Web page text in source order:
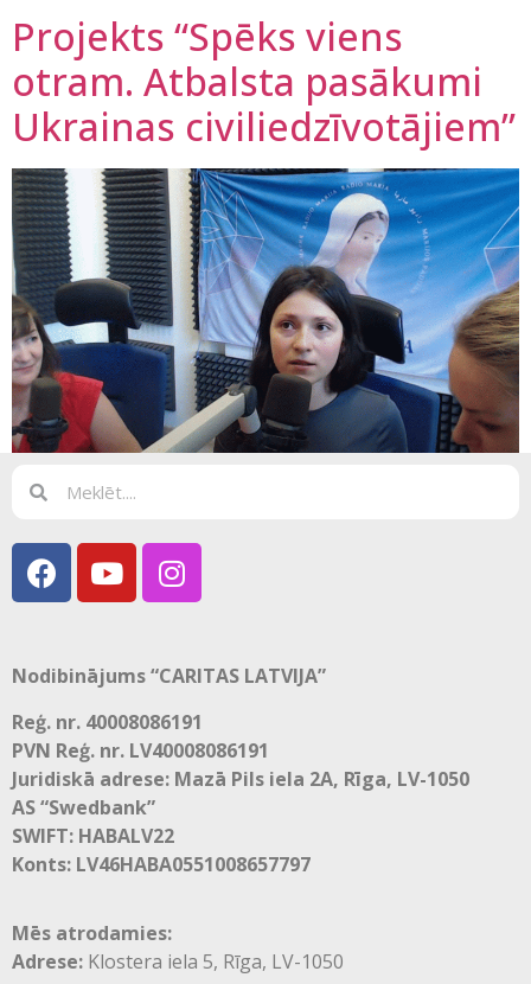
Projekts “Spēks viens
otram. Atbalsta pasākumi
Ukrainas civiliedzīvotājiem”
Nodibinājums “CARITAS LATVIJA”
Reģ. nr. 40008086191
PVN Reģ. nr. LV40008086191
Juridiskā adrese: Mazā Pils iela 2A, Rīga, LV-1050
AS “Swedbank”
SWIFT: HABALV22
Konts: LV46HABA0551008657797
Mēs atrodamies:
Adrese: Klostera iela 5, Rīga, LV-1050